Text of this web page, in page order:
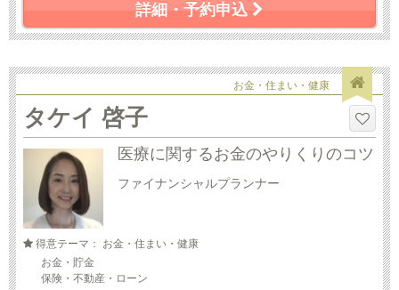
詳細・予約申込
お金・住まい・健康
タケイ 啓子
医療に関するお金のやりくりのコツ
ファイナンシャルプランナー
得意テーマ： お金・住まい・健康
お金・貯金
保険・不動産・ローン